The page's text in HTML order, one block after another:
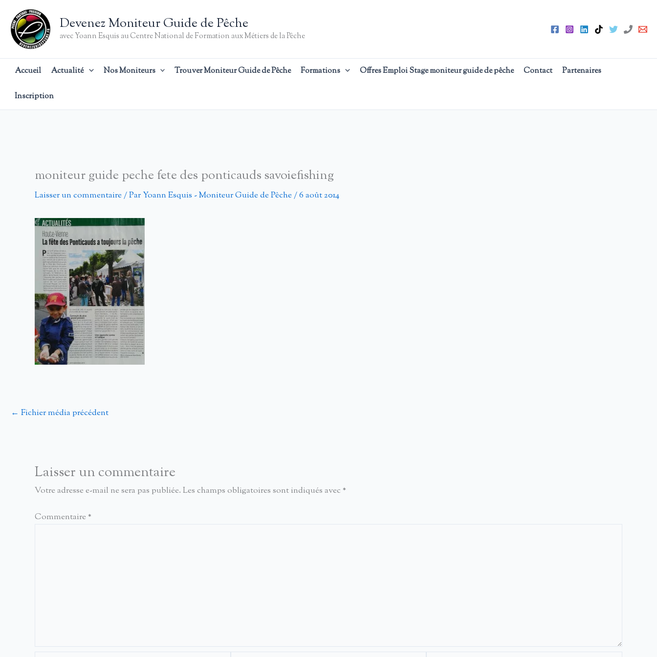
contenu
Devenez Moniteur Guide de Pêche
avec Yoann Esquis au Centre National de Formation aux Métiers de la Pêche
Accueil Actualité Nos Moniteurs Trouver Moniteur Guide de Pêche Formations Offres Emploi Stage moniteur guide de pêche Contact Partenaires
Inscription
moniteur guide peche fete des ponticauds savoiefishing
Laisser un commentaire/ ParYoann Esquis - Moniteur Guide de Pêche/6 août 2014
← Fichier média précédent
Laisser un commentaire
Votre adresse e-mail ne sera pas publiée. Les champs obligatoires sont indiqués avec *
Commentaire *